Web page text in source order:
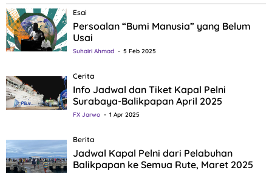
Esai
Persoalan “Bumi Manusia” yang Belum
Usai
Suhairi Ahmad 5 Feb 2025
Cerita
Info Jadwal dan Tiket Kapal Pelni
Surabaya-Balikpapan April 2025
FX Jarwo 1 Apr 2025
Berita
Jadwal Kapal Pelni dari Pelabuhan
Balikpapan ke Semua Rute, Maret 2025